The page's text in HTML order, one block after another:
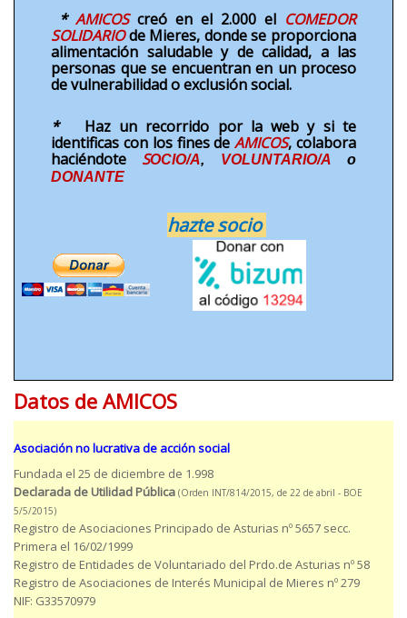
* AMICOS creó en el 2.000 el COMEDOR
SOLIDARIO de Mieres, donde se proporciona
alimentación saludable y de calidad, a las
personas que se encuentran en un proceso
de vulnerabilidad o exclusión social.
*
Haz un recorrido por la web y si te
identificas con los fines deAMICOS, colabora
haciéndote SOCIO/A, VOLUNTARIO/Ao
DONANTE
hazte socio
Datos de AMICOS
Asociación no lucrativa de acción social
Fundada el 25 de diciembre de 1.998
Declarada de Utilidad Pública (Orden INT/814/2015, de 22 de abril - BOE
5/5/2015)
Registro de Asociaciones Principado de Asturias nº 5657 secc.
Primera el 16/02/1999
Registro de Entidades de Voluntariado del Prdo.de Asturias nº 58
Registro de Asociaciones de Interés Municipal de Mieres nº 279
NIF: G33570979